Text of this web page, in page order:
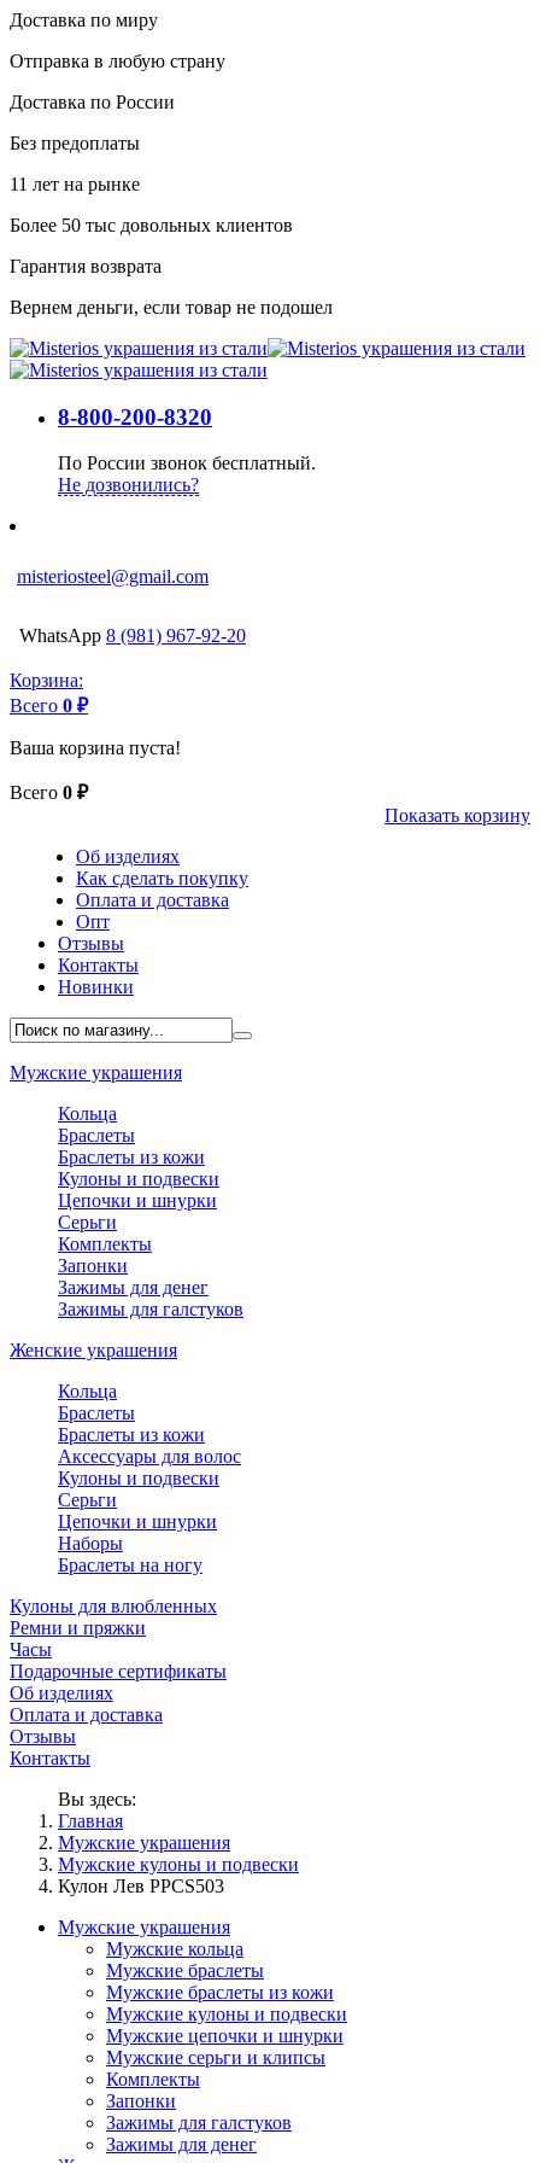
Доставка по миру
Отправка в любую страну
Доставка по России
Без предоплаты
11 лет на рынке
Более 50 тыс довольных клиентов
Гарантия возврата
Вернем деньги, если товар не подошел
8-800-200-8320
По России звонок бесплатный.
Не дозвонились?
misteriosteel@gmail.com
WhatsApp 8 (981) 967-92-20
Корзина:
Всего 0 ₽
Ваша корзина пуста!
Всего 0 ₽
Показать корзину
Об изделиях
Как сделать покупку
Оплата и доставка
Опт
Отзывы
Контакты
Новинки
Мужские украшения
Кольца
Браслеты
Браслеты из кожи
Кулоны и подвески
Цепочки и шнурки
Серьги
Комплекты
Запонки
Зажимы для денег
Зажимы для галстуков
Женские украшения
Кольца
Браслеты
Браслеты из кожи
Аксессуары для волос
Кулоны и подвески
Серьги
Цепочки и шнурки
Наборы
Браслеты на ногу
Кулоны для влюбленных
Ремни и пряжки
Часы
Подарочные сертификаты
Об изделиях
Оплата и доставка
Отзывы
Контакты
Вы здесь:
Главная
Мужские украшения
Мужские кулоны и подвески
Кулон Лев PPCS503
Мужские украшения
Мужские кольца
Мужские браслеты
Мужские браслеты из кожи
Мужские кулоны и подвески
Мужские цепочки и шнурки
Мужские серьги и клипсы
Комплекты
Запонки
Зажимы для галстуков
Зажимы для денег